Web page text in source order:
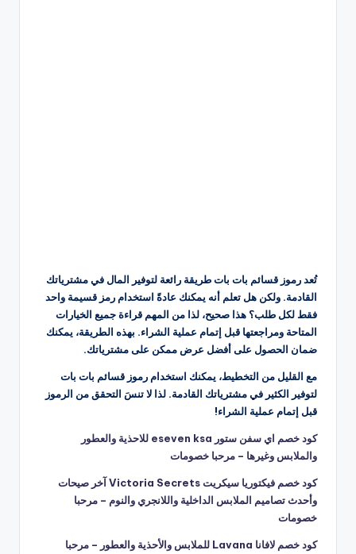
تُعد رموز قسائم بات بات طريقة رائعة لتوفير المال في مشترياتك
القادمة. ولكن هل تعلم أنه يمكنك عادةً استخدام رمز قسيمة واحد
فقط لكل طلب؟ هذا صحيح، لذا من المهم قراءة جميع الخيارات
المتاحة ومراجعتها قبل إتمام عملية الشراء. بهذه الطريقة، يمكنك
ضمان الحصول على أفضل عرض ممكن على مشترياتك.
مع القليل من التخطيط، يمكنك استخدام رموز قسائم بات بات
لتوفير الكثير في مشترياتك القادمة. لذا لا تنسَ التحقق من الرموز
قبل إتمام عملية الشراء!
كود خصم اي سفن ستور eseven ksa للاحذية والعطور
والملابس وغيرها – مرحبا خصومات
كود خصم فيكتوريا سيكريت Victoria Secrets آخر صيحات
وأحدث تصاميم الملابس الداخلية واللانجري والنوم – مرحبا
خصومات
كود خصم لافانا Lavana للملابس والأحذية والعطور – مرحبا